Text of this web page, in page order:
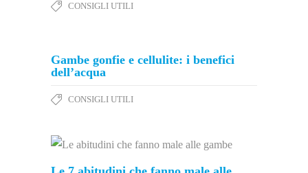
CONSIGLI UTILI
Gambe gonfie e cellulite: i benefici
dell’acqua
CONSIGLI UTILI